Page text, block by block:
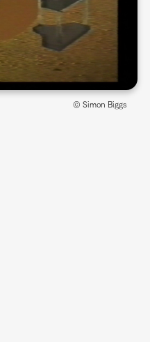
© Simon Biggs